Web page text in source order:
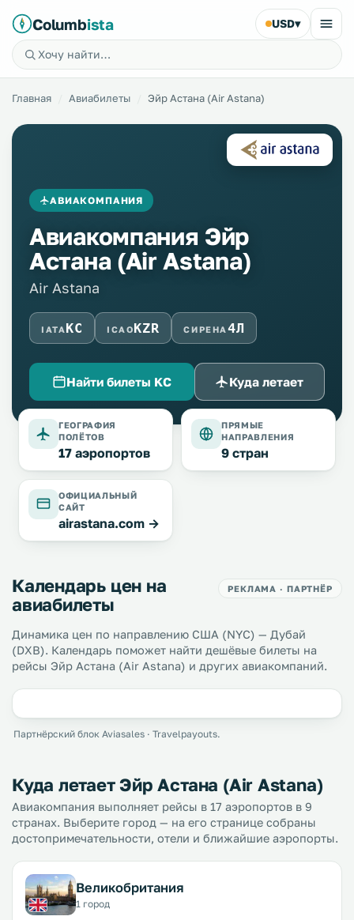
Columbista USD▾
Главная Авиабилеты Эйр Астана (Air Astana)
АВИАКОМПАНИЯ
Авиакомпания Эйр
Астана (Air Astana)
Air Astana
IATA KC ICAOKZR СИРЕНА 4Л
Найти билеты KC Куда летает
ГЕОГРАФИЯ
ПОЛЁТОВ
17 аэропортов
ПРЯМЫЕ
НАПРАВЛЕНИЯ
9 стран
ОФИЦИАЛЬНЫЙ
САЙТ
airastana.com →
Календарь цен на
авиабилеты
РЕКЛАМА · ПАРТНЁР
Динамика цен по направлению США (NYC) — Дубай
(DXB). Календарь поможет найти дешёвые билеты на
рейсы Эйр Астана (Air Astana) и других авиакомпаний.
Партнёрский блок Aviasales · Travelpayouts.
Куда летает Эйр Астана (Air Astana)
Авиакомпания выполняет рейсы в 17 аэропортов в 9
странах. Выберите город — на его странице собраны
достопримечательности, отели и ближайшие аэропорты.
Великобритания
1 город